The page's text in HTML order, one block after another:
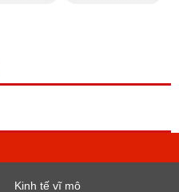
Kinh tế vĩ mô